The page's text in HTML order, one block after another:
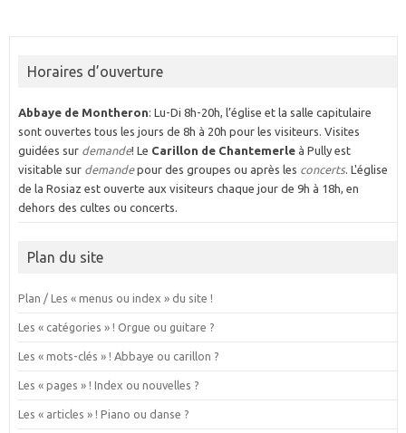
Horaires d’ouverture
Abbaye de Montheron: Lu-Di 8h-20h, l’église et la salle capitulaire
sont ouvertes tous les jours de 8h à 20h pour les visiteurs. Visites
guidées sur demande! Le Carillon de Chantemerleà Pully est
visitable sur demandepour des groupes ou après les concerts. L'église
de la Rosiaz est ouverte aux visiteurs chaque jour de 9h à 18h, en
dehors des cultes ou concerts.
Plan du site
Plan / Les « menus ou index » du site !
Les « catégories » ! Orgue ou guitare ?
Les « mots-clés » ! Abbaye ou carillon ?
Les « pages » ! Index ou nouvelles ?
Les « articles » ! Piano ou danse ?